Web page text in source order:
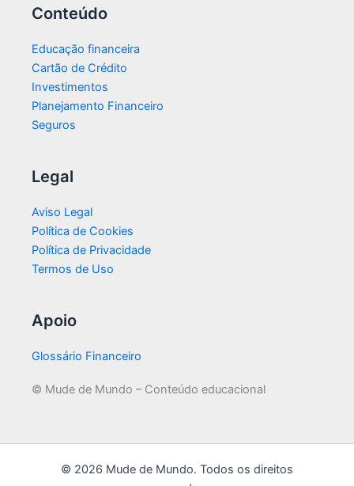
Conteúdo
Educação financeira
Cartão de Crédito
Investimentos
Planejamento Financeiro
Seguros
Legal
Aviso Legal
Política de Cookies
Política de Privacidade
Termos de Uso
Apoio
Glossário Financeiro
© Mude de Mundo – Conteúdo educacional
© 2026 Mude de Mundo. Todos os direitos